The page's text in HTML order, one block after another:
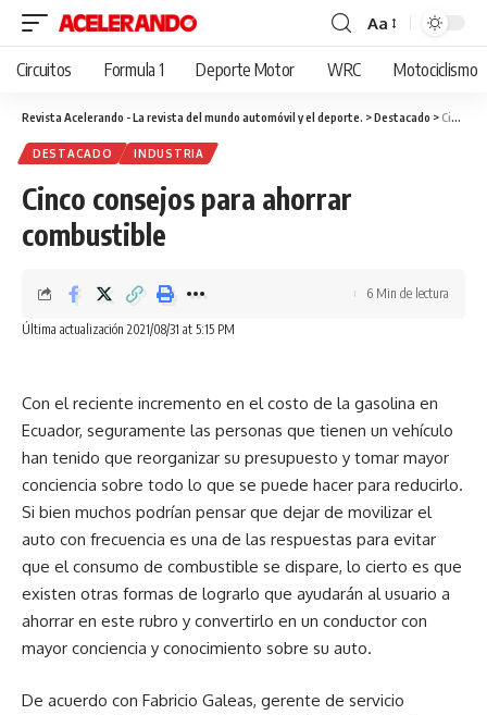
Cambiar
tamaño
fuente
Aa
Circuitos Formula 1 Deporte Motor WRC Motociclismo
Revista Acelerando - La revista del mundo automóvil y el deporte. >Destacado >Cinco consejos para ahorrar combustible
DESTACADO INDUSTRIA
Cinco consejos para ahorrar
combustible
Última actualización 2021/08/31 at 5:15 PM
6 Min de lectura
Con el reciente incremento en el costo de la gasolina en
Ecuador, seguramente las personas que tienen un vehículo
han tenido que reorganizar su presupuesto y tomar mayor
conciencia sobre todo lo que se puede hacer para reducirlo.
Si bien muchos podrían pensar que dejar de movilizar el
auto con frecuencia es una de las respuestas para evitar
que el consumo de combustible se dispare, lo cierto es que
existen otras formas de lograrlo que ayudarán al usuario a
ahorrar en este rubro y convertirlo en un conductor con
mayor conciencia y conocimiento sobre su auto.
De acuerdo con Fabricio Galeas, gerente de servicio